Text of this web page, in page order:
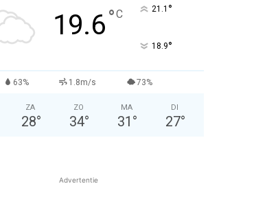
19.6°C 21.1 °
18.9°
63% 1.8m/s 73%
ZA
28°
ZO
34°
MA
31 °
DI
27°
Advertentie